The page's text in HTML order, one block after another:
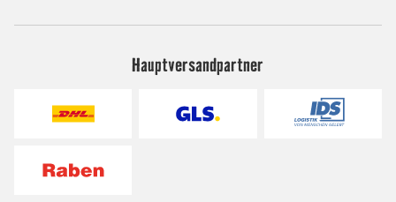
Hauptversandpartner